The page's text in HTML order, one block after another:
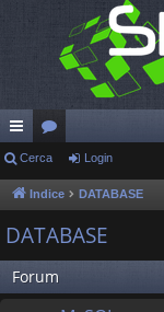
oll
eg
a
m
en
or
u
m
Cerca Login
Indice DATABASE
DATABASE
Forum